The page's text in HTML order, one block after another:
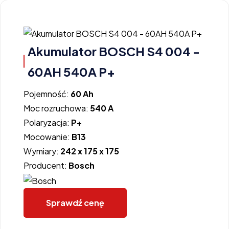
Akumulator BOSCH S4 004 -
60AH 540A P+
Pojemność: 60 Ah
Moc rozruchowa: 540 A
Polaryzacja: P+
Mocowanie: B13
Wymiary: 242 x 175 x 175
Producent: Bosch
Sprawdź cenę